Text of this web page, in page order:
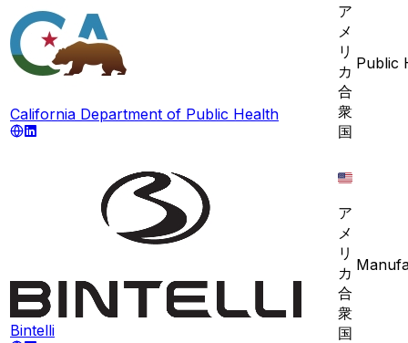
California Department of Public Health
ア
メ
リ
カ
合
衆
国
Public
Bintelli
ア
メ
リ
カ
合
衆
国